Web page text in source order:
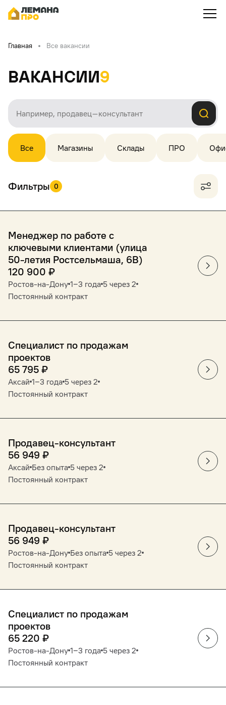
Главная Все вакансии
Вакансии9
Все Магазины Склады ПРО
Фильтры 0
Менеджер по работе с
ключевыми клиентами (улица
50-летия Ростсельмаша, 6В)
120 900 ₽
Ростов-на-Дону 1‒3 года 5 через 2
Постоянный контракт
Специалист по продажам
проектов
65 795 ₽
Аксай 1‒3 года 5 через 2
Постоянный контракт
Продавец-консультант
56 949 ₽
Аксай Без опыта 5 через 2
Постоянный контракт
Продавец-консультант
56 949 ₽
Ростов-на-Дону Без опыта 5 через 2
Постоянный контракт
Специалист по продажам
проектов
65 220 ₽
Ростов-на-Дону 1‒3 года 5 через 2
Постоянный контракт